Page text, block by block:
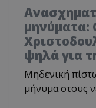
μηνύματα:
ψηλά για
Μηδενική
μήνυμα στους